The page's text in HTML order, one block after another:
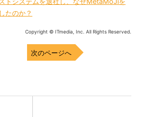
たのか？
Copyright © ITmedia, Inc. All Rights Reserved.
次のページへ